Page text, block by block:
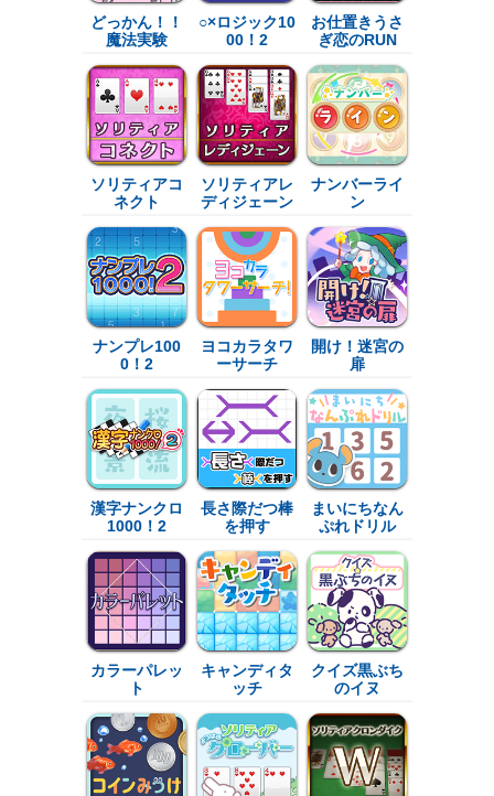
どっかん！！
魔法実験
○×ロジック10
00！2
お仕置きうさ
ぎ恋のRUN
ソリティアコ
ネクト
ソリティアレ
ディジェーン
ナンバーライ
ン
ナンプレ100
0！2
ヨコカラタワ
ーサーチ
開け！迷宮の
扉
漢字ナンクロ
1000！2
長さ際だつ棒
を押す
まいにちなん
ぷれドリル
カラーパレッ
ト
キャンディタ
ッチ
クイズ黒ぶち
のイヌ